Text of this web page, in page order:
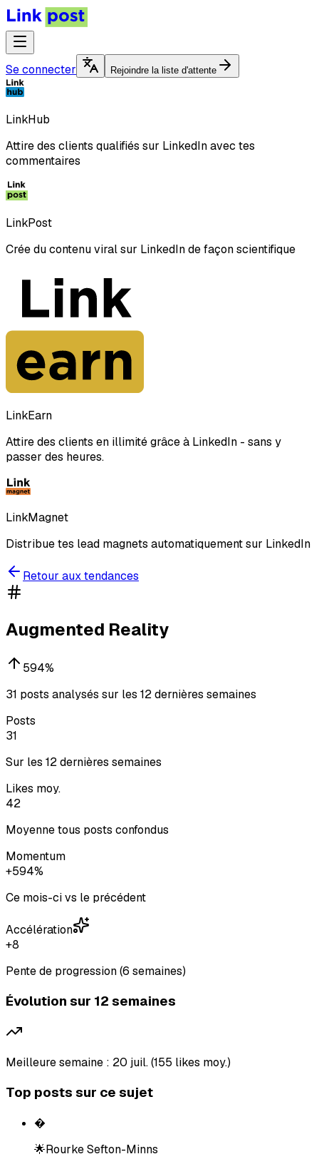
Se connecter Rejoindre la liste d'attente
LinkHub
Attire des clients qualifiés sur LinkedIn avec tes
commentaires
LinkPost
Crée du contenu viral sur LinkedIn de façon scientifique
LinkEarn
Attire des clients en illimité grâce à LinkedIn - sans y
passer des heures.
LinkMagnet
Distribue tes lead magnets automatiquement sur LinkedIn
Retour aux tendances
Augmented Reality
594%
31 posts analysés sur les 12 dernières semaines
Posts
31
Sur les 12 dernières semaines
Likes moy.
42
Moyenne tous posts confondus
Momentum
+594%
Ce mois-ci vs le précédent
Accélération
+8
Pente de progression (6 semaines)
Évolution sur 12 semaines
Meilleure semaine : 20 juil. (155 likes moy.)
Top posts sur ce sujet
�
🌟Rourke Sefton-Minns